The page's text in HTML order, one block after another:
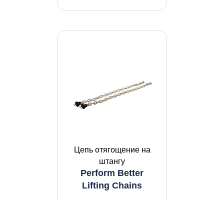
Цепь отягощение на
штангу
Perform Better
Lifting Chains